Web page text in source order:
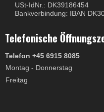
USt-IdNr.: DK39186454
Bankverbindung: IBAN
Telefonische
Telefon +45 6915 8085
Montag - Donnerstag
Freitag